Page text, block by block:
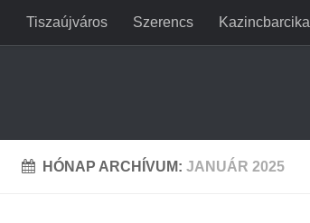
Tiszaújváros Szerencs Kazincbarcika
HÓNAP ARCHÍVUM: JANUÁR 2025